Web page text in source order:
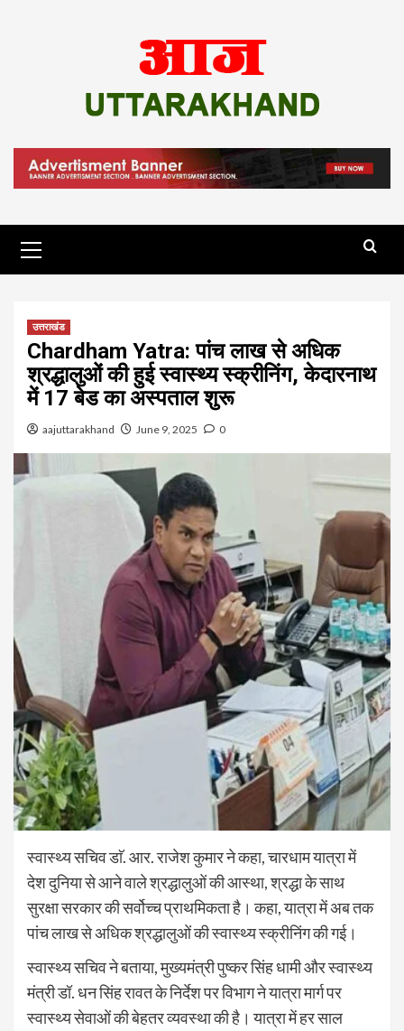
Menu
उत्तराखंड
Chardham Yatra: पांच लाख से अधिक
श्रद्धालुओं की हुई स्वास्थ्य स्क्रीनिंग, केदारनाथ
में 17 बेड का अस्पताल शुरू
aajuttarakhand June 9, 2025 0
स्वास्थ्य सचिव डाॅ. आर. राजेश कुमार ने कहा, चारधाम यात्रा में
देश दुनिया से आने वाले श्रद्धालुओं की आस्था, श्रद्धा के साथ
सुरक्षा सरकार की सर्वोच्च प्राथमिकता है। कहा, यात्रा में अब तक
पांच लाख से अधिक श्रद्धालुओं की स्वास्थ्य स्क्रीनिंग की गई।
स्वास्थ्य सचिव ने बताया, मुख्यमंत्री पुष्कर सिंह धामी और स्वास्थ्य
मंत्री डॉ. धन सिंह रावत के निर्देश पर विभाग ने यात्रा मार्ग पर
स्वास्थ्य सेवाओं की बेहतर व्यवस्था की है। यात्रा में हर साल